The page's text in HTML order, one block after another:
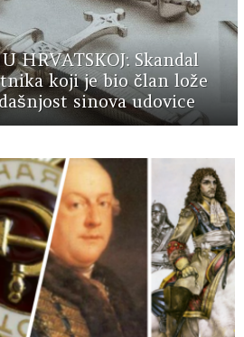
HRVATSKOJ: Skandal
koji je bio član lože
sinova udovice